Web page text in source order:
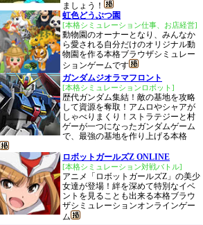
ましょう！
虹色どうぶつ園
[本格シミュレーション仕事、お店経営]
動物園のオーナーとなり、みんなか
ら愛される自分だけのオリジナル動
物園を作る本格ブラウザシミュレー
ションゲームです
ガンダムジオラマフロント
[本格シミュレーションロボット]
歴代ガンダム集結！敵の基地を攻略
して資源を奪取！アムロやシャアが
しゃべりまくり！ストラテジーと村
ゲーが一つになったガンダムゲーム
で、最強の基地を作り上げる本格
ロボットガールズZ ONLINE
[本格シミュレーション対戦バトル]
アニメ「ロボットガールズZ」の美少
女達が登場！絆を深めて特別なイベ
ントを見ることも出来る本格ブラウ
ザシミュレーションオンラインゲー
ム